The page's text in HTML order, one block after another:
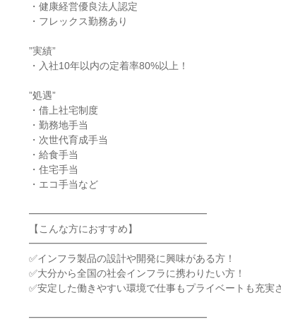
・健康経営優良法人認定
・フレックス勤務あり
”実績”
・入社10年以内の定着率80%以上！
”処遇”
・借上社宅制度
・勤務地手当
・次世代育成手当
・給食手当
・住宅手当
・エコ手当など
━━━━━━━━━━━━━━━━━━
【こんな方におすすめ】
━━━━━━━━━━━━━━━━━━
✅インフラ製品の設計や開発に興味がある方！
✅大分から全国の社会インフラに携わりたい方！
✅安定した働きやすい環境で仕事もプライベートも充実
━━━━━━━━━━━━━━━━━━